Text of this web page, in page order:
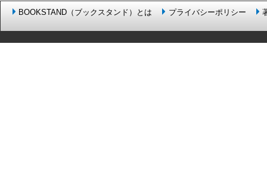
BOOKSTAND（ブックスタンド）とは プライバシーポリシー